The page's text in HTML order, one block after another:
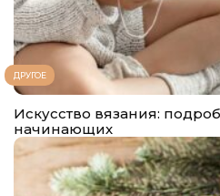
ДРУГОЕ
Искусство вязания:
начинающих